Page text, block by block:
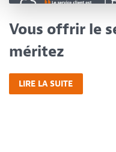
Vous offrir le
méritez
LIRE LA SUITE